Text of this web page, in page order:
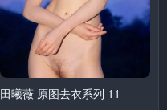
田曦薇 原图去衣系列 11